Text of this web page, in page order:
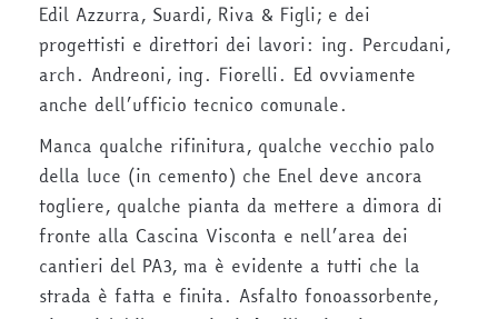
Edil Azzurra, Suardi, Riva & Figli; e dei
progettisti e direttori dei lavori: ing. Percudani,
arch. Andreoni, ing. Fiorelli. Ed ovviamente
anche dell’ufficio tecnico comunale.
Manca qualche rifinitura, qualche vecchio palo
della luce (in cemento) che Enel deve ancora
togliere, qualche pianta da mettere a dimora di
fronte alla Cascina Visconta e nell’area dei
cantieri del PA3, ma è evidente a tutti che la
strada è fatta e finita. Asfalto fonoassorbente,